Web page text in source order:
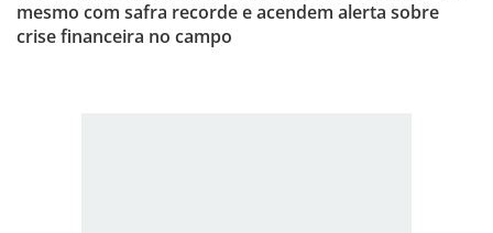
mesmo com safra recorde e acendem alerta sobre
crise financeira no campo